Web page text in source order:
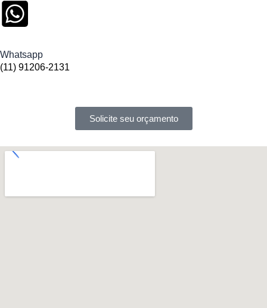
Whatsapp
(11) 91206-2131
Solicite seu orçamento